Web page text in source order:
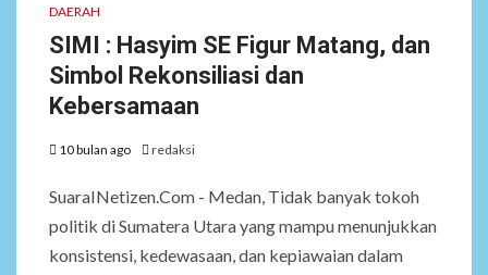
DAERAH
SIMI : Hasyim SE Figur Matang, dan
Simbol Rekonsiliasi dan
Kebersamaan
10 bulan ago redaksi
SuaraINetizen.Com - Medan, Tidak banyak tokoh
politik di Sumatera Utara yang mampu menunjukkan
konsistensi, kedewasaan, dan kepiawaian dalam